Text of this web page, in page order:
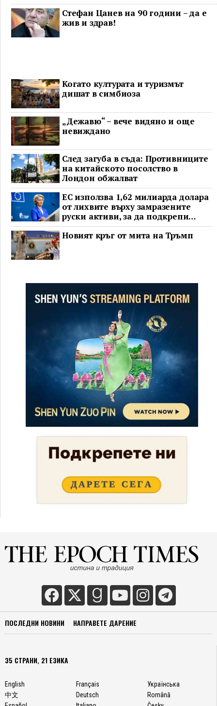
Стефан Цанев на 90 години – да е
жив и здрав!
Когато културата и туризмът
дишат в симбиоза
„Дежавю“ – вече видяно и още
невиждано
След загуба в съда: Противниците
на китайското посолство в
Лондон обжалват
ЕС използва 1,62 милиарда долара
от лихвите върху замразените
руски активи, за да подкрепи
Украйна
Новият кръг от мита на Тръмп
ПОСЛЕДНИ НОВИНИ НАПРАВЕТЕ ДАРЕНИЕ
35 СТРАНИ, 21 ЕЗИКА
English
中文
Français
Deutsch
Українська
Română